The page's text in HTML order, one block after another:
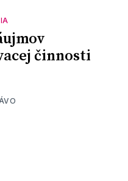
činnosti